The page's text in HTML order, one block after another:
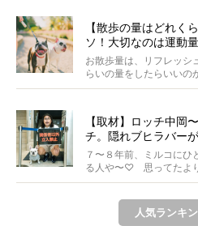
【散歩の量はどれく
ソ！大切なのは運動
歩にまつわる疑問
お散歩量は、リフレッ
らいの量をしたらいい
【取材】ロッチ中岡
チ。隠れブヒラバー
【前編】
７〜８年前、ミルコにひ
る人や〜♡ 思ってたよ
人気ランキ